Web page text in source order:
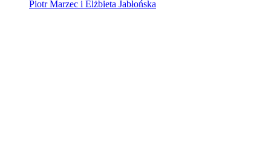
Piotr Marzec i Elżbieta Jabłońska